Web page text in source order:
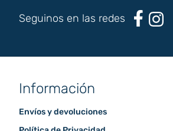
Seguinos en las redes
Información
Envíos y devoluciones